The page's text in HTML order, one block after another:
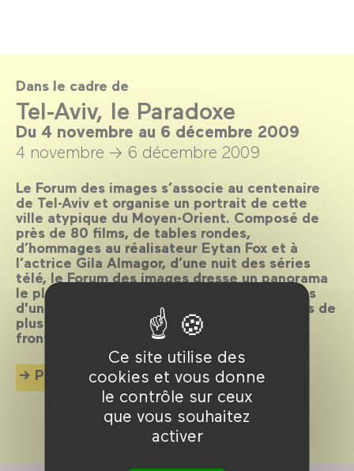
Ce site utilise des
cookies et vous donne
le contrôle sur ceux
que vous souhaitez
activer
Dans le cadre de
Tel-Aviv, le Paradoxe
Du 4 novembre au 6 décembre 2009
4 novembre → 6 décembre 2009
Le Forum des images s’associe au centenaire
de Tel-Aviv et organise un portrait de cette
ville atypique du Moyen-Orient. Composé de
près de 80 films, de tables rondes,
d’hommages au réalisateur Eytan Fox et à
l’actrice Gila Almagor, d’une nuit des séries
télé, le Forum des images dresse un panorama
le plus large possible des différents aspects
d'une ville et d’un cinéma encore jeune mais de
plus en plus reconnu en dehors de ses
frontières.
Plus d'info